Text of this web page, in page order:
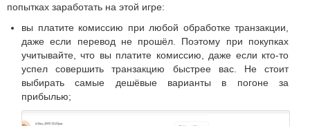
попытках заработать на этой игре:
вы платите комиссию при любой обработке транзакции,
даже если перевод не прошёл. Поэтому при покупках
учитывайте, что вы платите комиссию, даже если кто-то
успел совершить транзакцию быстрее вас. Не стоит
выбирать самые дешёвые варианты в погоне за
прибылью;